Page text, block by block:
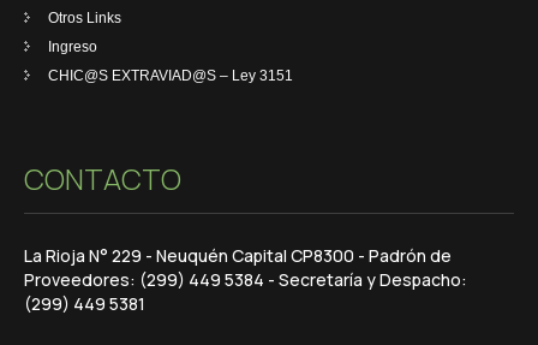
Otros Links
Ingreso
CHIC@S EXTRAVIAD@S – Ley 3151
CONTACTO
La Rioja N° 229 - Neuquén Capital CP8300 - Padrón de
Proveedores: (299) 449 5384 - Secretaría y Despacho:
(299) 449 5381